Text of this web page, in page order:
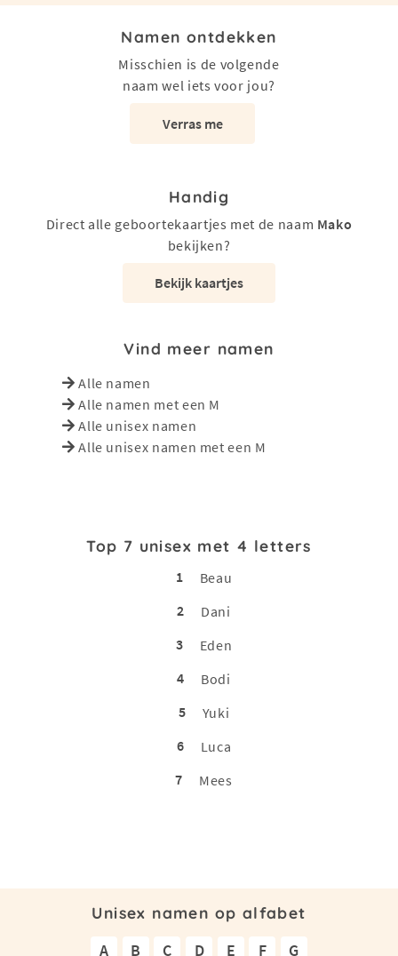
Namen ontdekken
Misschien is de volgende
naam wel iets voor jou?
Verras me
Handig
Direct alle geboortekaartjes met de naam Mako
bekijken?
Bekijk kaartjes
Vind meer namen
Alle namen
Alle namen met een M
Alle unisex namen
Alle unisex namen met een M
Top 7 unisex met 4 letters
1
Beau
2
Dani
3
Eden
4
Bodi
5
Yuki
6
Luca
7
Mees
Unisex namen op alfabet
A B C D E F
G